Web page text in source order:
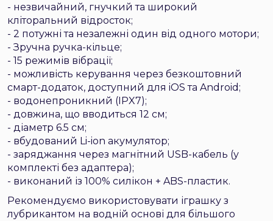
- незвичайний, гнучкий та широкий
кліторальний відросток;
- 2 потужні та незалежні один від одного мотори;
- Зручна ручка-кільце;
- 15 режимів вібрації;
- можливість керування через безкоштовний
смарт-додаток, доступний для iOS та Android;
- водонепроникний (IPX7);
- довжина, що вводиться 12 см;
- діаметр 6.5 см;
- вбудований Li-ion акумулятор;
- заряджання через магнітний USB-кабель (у
комплекті без адаптера);
- виконаний із 100% силікон + ABS-пластик.
Рекомендуємо використовувати іграшку з
лубрикантом на водній основі для більшого